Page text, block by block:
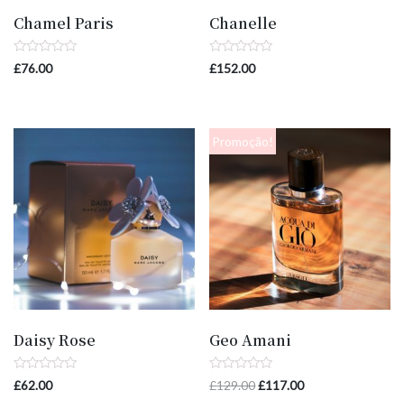
Chamel Paris
Avaliação
0
£76.00
Chanelle
Avaliação
0
£152.00
Daisy Rose
Avaliação
0
£62.00
Promoção!
Geo Amani
Avaliação
0
£129.00£117.00